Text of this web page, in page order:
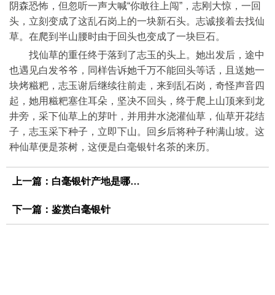
阴森恐怖，但忽听一声大喊“你敢往上闯”，志刚大惊，一回
头，立刻变成了这乱石岗上的一块新石头。志诚接着去找仙
草。在爬到半山腰时由于回头也变成了一块巨石。
找仙草的重任终于落到了志玉的头上。她出发后，途中
也遇见白发爷爷，同样告诉她千万不能回头等话，且送她一
块烤糍粑，志玉谢后继续往前走，来到乱石岗，奇怪声音四
起，她用糍粑塞住耳朵，坚决不回头，终于爬上山顶来到龙
井旁，采下仙草上的芽叶，并用井水浇灌仙草，仙草开花结
子，志玉采下种子，立即下山。回乡后将种子种满山坡。这
种仙草便是茶树，这便是白毫银针名茶的来历。
上一篇： 白毫银针产地是哪儿？
下一篇： 鉴赏白毫银针